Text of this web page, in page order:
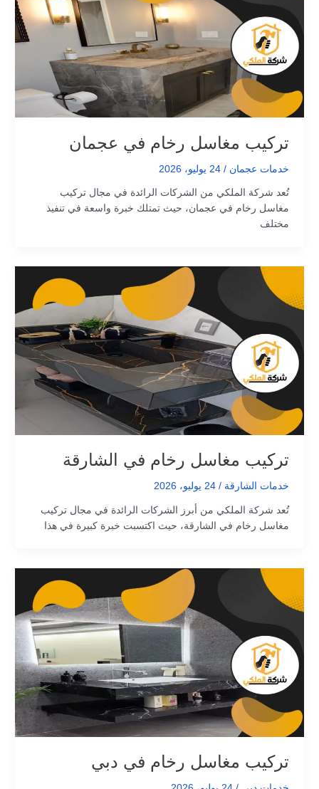
تركيب مغاسل رخام في عجمان
خدمات عجمان / 24 يوليو، 2026
تُعد شركة الملكي من الشركات الرائدة في مجال تركيب
مغاسل رخام في عجمان، حيث تمتلك خبرة واسعة في تنفيذ
مختلف
تركيب مغاسل رخام في الشارقة
خدمات الشارقة / 24 يوليو، 2026
تُعد شركة الملكي من أبرز الشركات الرائدة في مجال تركيب
مغاسل رخام في الشارقة، حيث اكتسبت خبرة كبيرة في هذا
تركيب مغاسل رخام في دبي